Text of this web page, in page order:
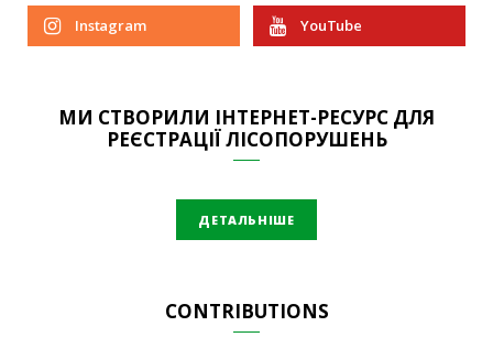
Instagram YouTube
МИ СТВОРИЛИ ІНТЕРНЕТ-РЕСУРС ДЛЯ
РЕЄСТРАЦІЇ ЛІСОПОРУШЕНЬ
ДЕТАЛЬНІШЕ
CONTRIBUTIONS